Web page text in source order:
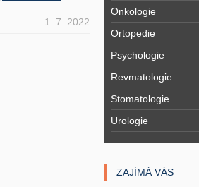
1. 7. 2022
Onkologie
Ortopedie
Psychologie
Revmatologie
Stomatologie
Urologie
ZAJÍMÁ VÁS